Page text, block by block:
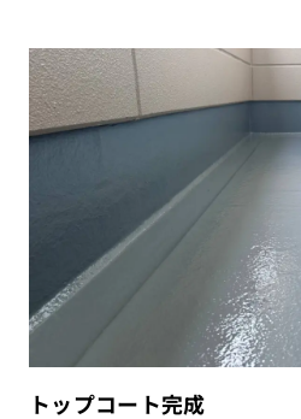
トップコート完成